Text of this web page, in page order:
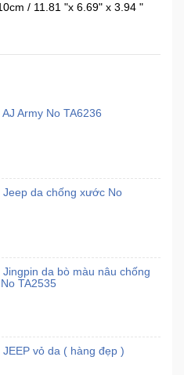
/ 11.81 "x 6.69" x 3.94 "
Army No TA6236
Jeep da chống xước No
da bò màu nâu chống
TA2535
vỏ da ( hàng đẹp )